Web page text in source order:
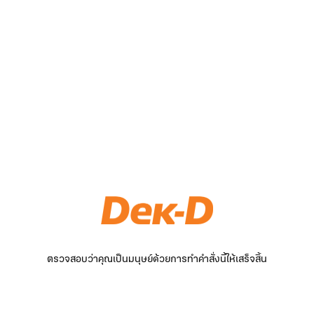
ตรวจสอบว่าคุณเป็นมนุษย์ด้วยการทำคำสั่งนี้ให้เสร็จสิ้น